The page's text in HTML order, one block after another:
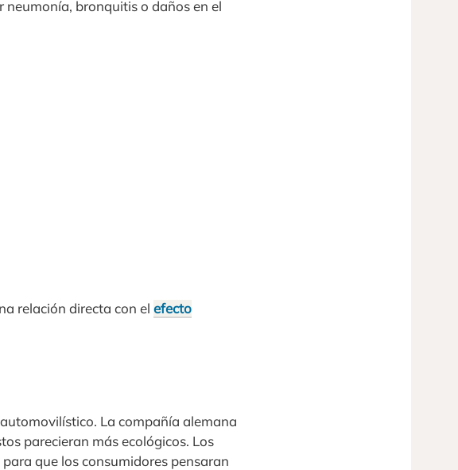
neumonía, bronquitis o daños en el
relación directa con el efecto
La compañía alemana
parecieran más ecológicos. Los
que los consumidores pensaran